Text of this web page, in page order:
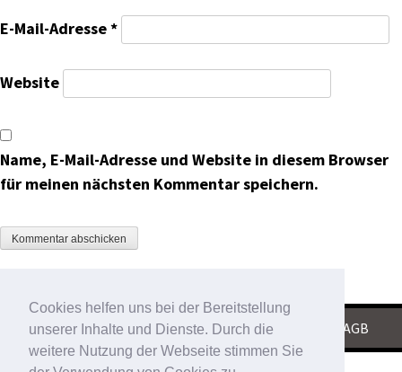
Cookies helfen uns bei der Bereitstellung
unserer Inhalte und Dienste. Durch die
weitere Nutzung der Webseite stimmen Sie
E-Mail-Adresse*
Website
Name, E-Mail-Adresse und Website in diesem Browser
für meinen nächsten Kommentar speichern.
KONTAKT|IMPRESSUM|DATENSCHUTZ AGB